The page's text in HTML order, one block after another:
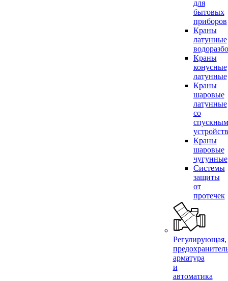
для
бытовых
приборов
Краны
латунные
Краны
конусные
латунные
Краны
шаровые
латунные
со
спускным
Краны
шаровые
чугунные
Системы
защиты
от
протечек
Регулирующая,
арматура
и
автоматика